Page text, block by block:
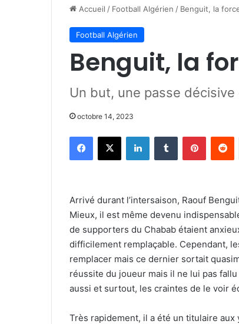
Accueil / Football Algérien / Benguit, la
Football Algérien
Benguit, la
Un but, une passe
octobre 14, 2023
Facebook
X LinkedinTumblr Pinterest
Arrivé durant l’intersaison, Raouf
Mieux, il est même devenu
de supporters du Chabab étaient
difficilement remplaçable. Cependant,
remplacer mais ce dernier sortait
réussite du joueur mais il ne lui pas
aussi et surtout, les craintes de le voir
Très rapidement, il a été un titulaire aux